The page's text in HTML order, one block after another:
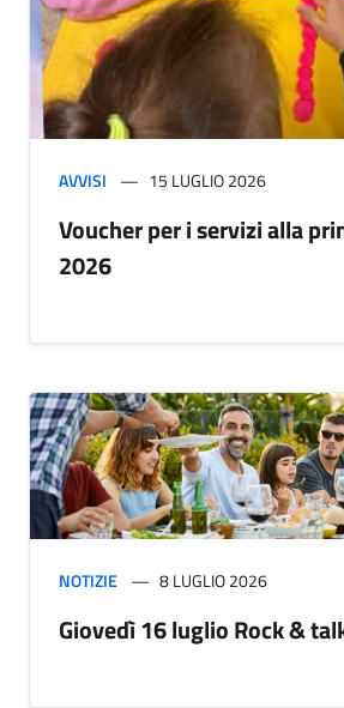
AVVISI 15 LUGLIO 2026
Voucher per i servizi alla
2026
NOTIZIE 8 LUGLIO 2026
Giovedì 16 luglio Rock &